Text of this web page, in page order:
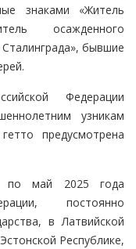
знаками «Житель
осажденного
бывшие
Федерации
узникам
предусмотрена
по май 2025 года
постоянно
в Латвийской
Республике,